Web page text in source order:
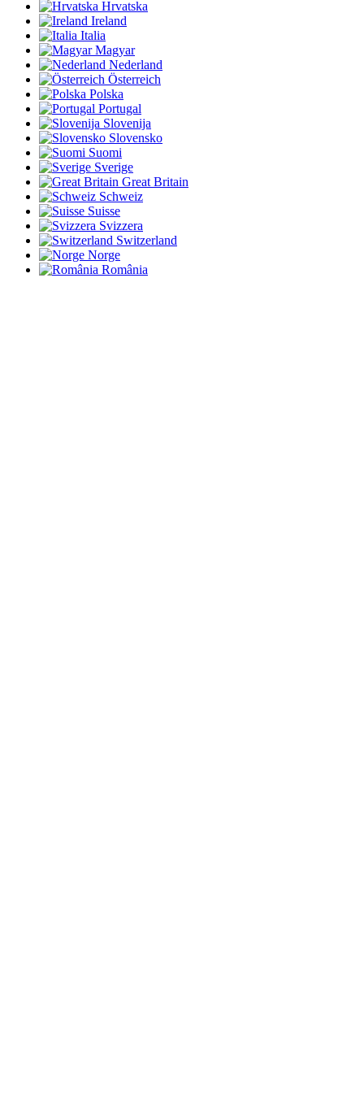
Hrvatska
Ireland
Italia
Magyar
Nederland
Österreich
Polska
Portugal
Slovenija
Slovensko
Suomi
Sverige
Great Britain
Schweiz
Suisse
Svizzera
Switzerland
Norge
România